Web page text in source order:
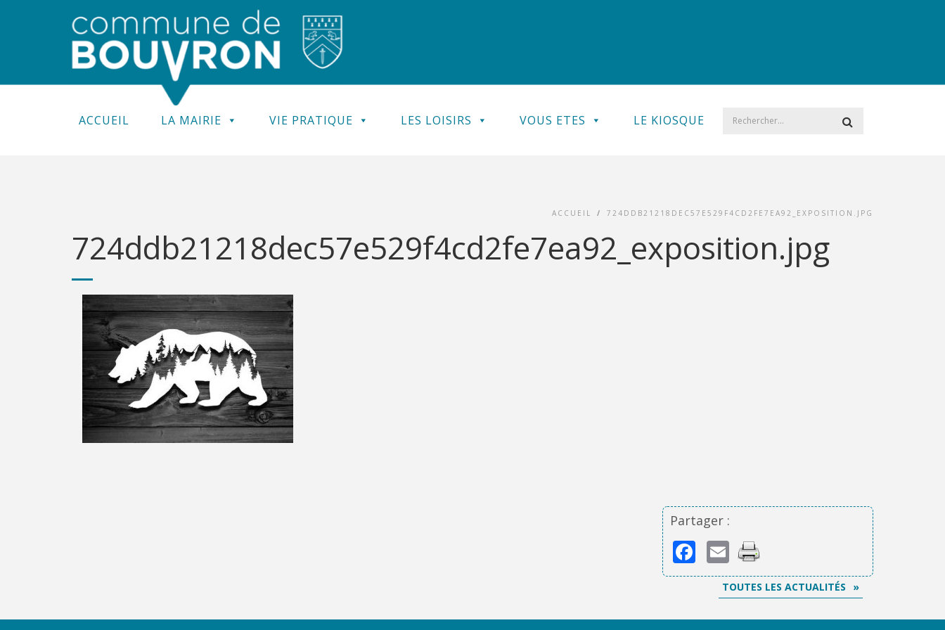
ACCUEIL LA MAIRIE VIE PRATIQUE LES LOISIRS VOUS ETES LE KIOSQUE
ACCUEIL / 724DDB21218DEC57E529F4CD2FE7EA92_EXPOSITION.JPG
724ddb21218dec57e529f4cd2fe7ea92_exposition.jpg
Partager :
Facebook
Email
TOUTES LES ACTUALITÉS